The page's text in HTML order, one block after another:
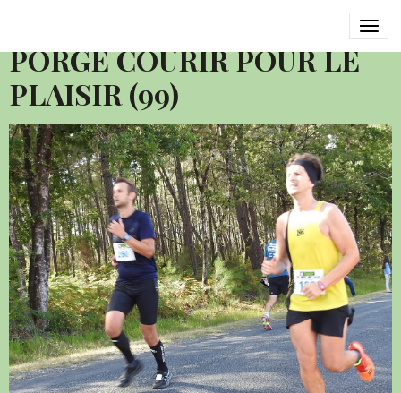
2016 SEMI MARATHON LE
PORGE COURIR POUR LE
PLAISIR (99)